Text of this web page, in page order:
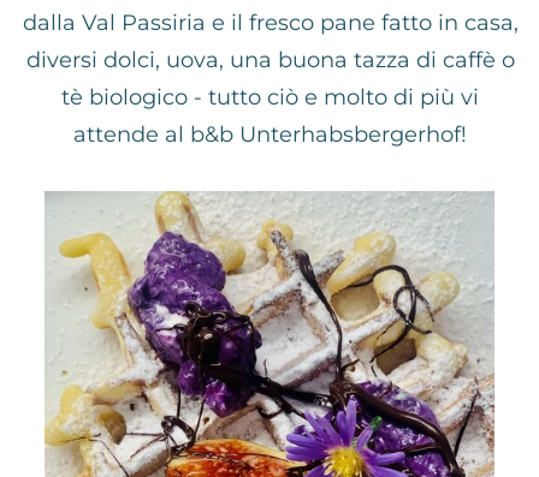
dalla Val Passiria e il fresco pane fatto in casa,
diversi dolci, uova, una buona tazza di caffè o
tè biologico - tutto ciò e molto di più vi
attende al b&b Unterhabsbergerhof!